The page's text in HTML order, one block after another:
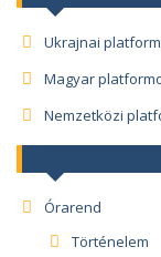
Ukrajnai
Magyar
Nemzetközi
Órarend
Történelem